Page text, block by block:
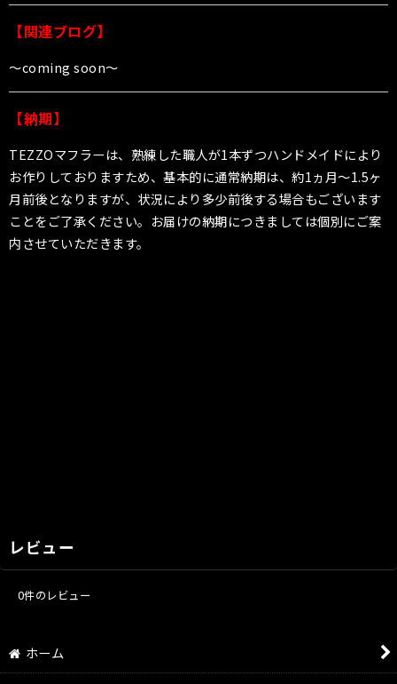
【関連ブログ】
〜coming soon〜
【納期】
TEZZOマフラーは、熟練した職人が1本ずつハンドメイドにより
お作りしておりますため、基本的に通常納期は、約1ヵ月〜1.5ヶ
月前後となりますが、状況により多少前後する場合もございます
ことをご了承ください。お届けの納期につきましては個別にご案
内させていただきます。
レビュー
0件のレビュー
ホーム